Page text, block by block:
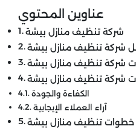
عناوين المحتوي
شركة تنظيف منازل بيشة
شركة تنظيف منازل بيشة
شركة تنظيف منازل بيشة
شركة تنظيف منازل بيشة
الكفاءة والجودة
آراء العملاء الإيجابية
خطوات تنظيف منازل بيشة